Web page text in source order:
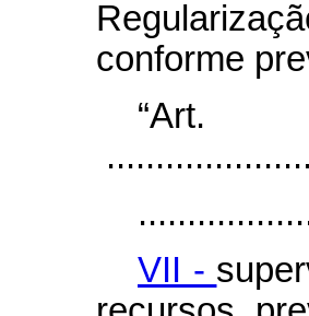
conforme
VII -